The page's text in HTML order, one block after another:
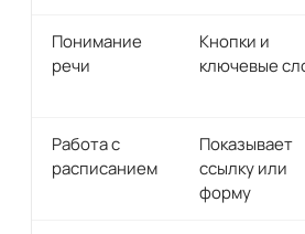
Понимание
речи
Кнопки и
ключевые
Работа с
расписанием
Показывает
ссылку или
форму